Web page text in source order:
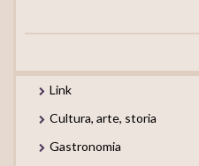
Link
Cultura, arte, storia
Gastronomia